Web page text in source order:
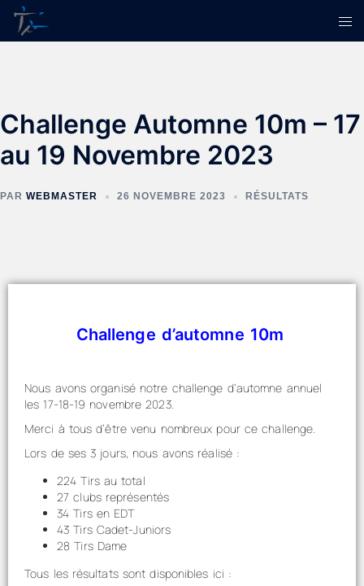
Challenge Automne 10m – 17
au 19 Novembre 2023
PAR WEBMASTER 26 NOVEMBRE 2023 RÉSULTATS
Challenge d’automne 10m
Nous avons organisé notre challenge d’automne annuel
les 17-18-19 novembre 2023.
Merci à tous d’être venu nombreux pour ce challenge.
Lors de ses 3 jours, nous avons réalisé :
224 Tirs au total
27 clubs représentés
34 Tirs en EDT
43 Tirs Cadet-Juniors
28 Tirs Dame
Tous les résultats sont disponibles ici :